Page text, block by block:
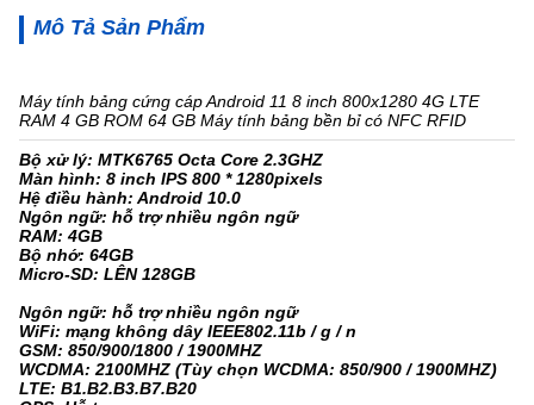
Mô Tả Sản Phẩm
Máy tính bảng cứng cáp Android 11 8 inch 800x1280 4G LTE
RAM 4 GB ROM 64 GB Máy tính bảng bền bỉ có NFC RFID
Bộ xử lý: MTK6765 Octa Core 2.3GHZ
Màn hình: 8 inch IPS 800 * 1280pixels
Hệ điều hành: Android 10.0
Ngôn ngữ: hỗ trợ nhiều ngôn ngữ
RAM: 4GB
Bộ nhớ: 64GB
Micro-SD: LÊN 128GB
Ngôn ngữ: hỗ trợ nhiều ngôn ngữ
WiFi: mạng không dây IEEE802.11b / g / n
GSM: 850/900/1800 / 1900MHZ
WCDMA: 2100MHZ (Tùy chọn WCDMA: 850/900 / 1900MHZ)
LTE: B1.B2.B3.B7.B20